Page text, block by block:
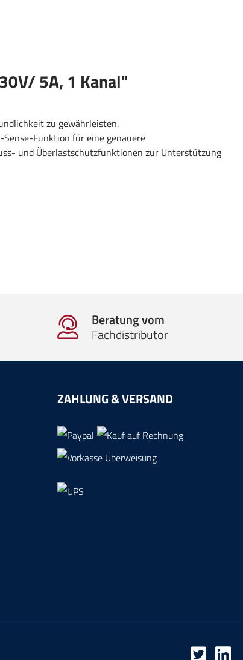
5A, 1 Kanal"
zu gewährleisten.
Funktion für eine genauere
und Überlastschutzfunktionen zur Unterstützung
Beratung vom
Fachdistributor
ZAHLUNG & VERSAND